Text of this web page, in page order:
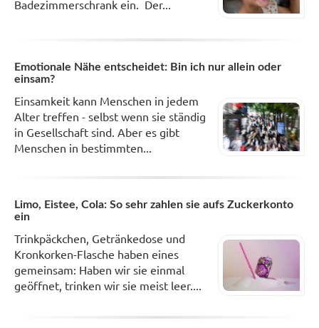
Badezimmerschrank ein. Der...
Emotionale Nähe entscheidet: Bin ich nur allein oder
einsam?
Einsamkeit kann Menschen in jedem
Alter treffen - selbst wenn sie ständig
in Gesellschaft sind. Aber es gibt
Menschen in bestimmten...
Limo, Eistee, Cola: So sehr zahlen sie aufs Zuckerkonto
ein
Trinkpäckchen, Getränkedose und
Kronkorken-Flasche haben eines
gemeinsam: Haben wir sie einmal
geöffnet, trinken wir sie meist leer....